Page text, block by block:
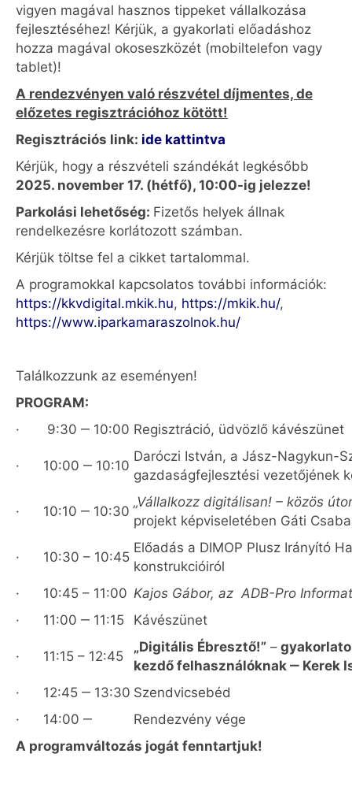
vigyen magával hasznos tippeket vállalkozása
fejlesztéséhez! Kérjük, a gyakorlati előadáshoz
hozza magával okoseszközét (mobiltelefon vagy
tablet)!
A rendezvényen való részvétel díjmentes, de
előzetes regisztrációhoz kötött!
Regisztrációs link: ide kattintva
Kérjük, hogy a részvételi szándékát legkésőbb
2025. november 17. (hétfő), 10:00-ig jelezze!
Parkolási lehetőség: Fizetős helyek állnak
rendelkezésre korlátozott számban.
Kérjük töltse fel a cikket tartalommal.
A programokkal kapcsolatos további információk:
https://kkvdigital.mkik.hu, https://mkik.hu/,
https://www.iparkamaraszolnok.hu/
Találkozzunk az eseményen!
PROGRAM:
· 9:30 ‒ 10:00 Regisztráció, üdvözlő kávészünet
· 10:00 ‒ 10:10
Daróczi István, a Jász-Nagykun-
gazdaságfejlesztési vezetőjének
· 10:10 ‒ 10:30
„Vállalkozz digitálisan! – közös
projekt képviseletében Gáti
· 10:30 – 10:45
Előadás a DIMOP Plusz Irányító
konstrukcióiról
· 10:45 – 11:00 Kajos Gábor, az ADB-Pro
· 11:00 ‒ 11:15
Kávészünet
· 11:15 – 12:45
„Digitális Ébresztő!” –
kezdő felhasználóknak ‒ Kerek
· 12:45 ‒ 13:30 Szendvicsebéd
· 14:00 ‒
Rendezvény vége
A programváltozás jogát fenntartjuk!